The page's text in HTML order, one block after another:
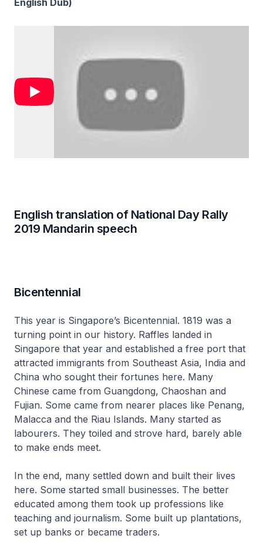
English translation of National Day Rally
2019 Mandarin speech
Bicentennial
This year is Singapore’s Bicentennial. 1819 was a
turning point in our history. Raffles landed in
Singapore that year and established a free port that
attracted immigrants from Southeast Asia, India and
China who sought their fortunes here. Many
Chinese came from Guangdong, Chaoshan and
Fujian. Some came from nearer places like Penang,
Malacca and the Riau Islands. Many started as
labourers. They toiled and strove hard, barely able
to make ends meet.
In the end, many settled down and built their lives
here. Some started small businesses. The better
educated among them took up professions like
teaching and journalism. Some built up plantations,
set up banks or became traders.